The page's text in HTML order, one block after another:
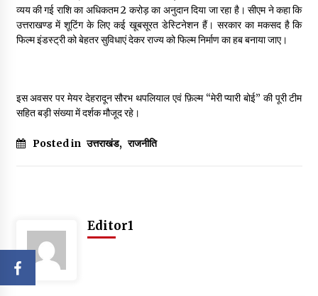
व्यय की गई राशि का अधिकतम ₹2 करोड़ का अनुदान दिया जा रहा है। सीएम ने कहा कि
उत्तराखण्ड में शूटिंग के लिए कई खूबसूरत डेस्टिनेशन हैं। सरकार का मकसद है कि
फिल्म इंडस्ट्री को बेहतर सुविधाएं देकर राज्य को फिल्म निर्माण का हब बनाया जाए।
इस अवसर पर मेयर देहरादून सौरभ थपलियाल एवं फ़िल्म “मेरी प्यारी बोई” की पूरी टीम
सहित बड़ी संख्या में दर्शक मौजूद रहे।
Posted in उत्तराखंड, राजनीति
Editor1